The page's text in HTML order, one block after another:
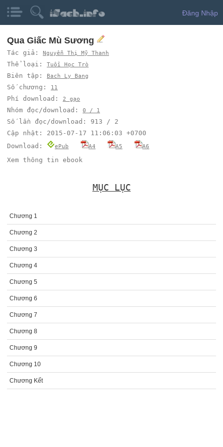
Đăng Nhập
Qua Giấc Mù Sương
Tác giả: Nguyễn Thị Mỹ Thanh
Thể loại: Tuổi Học Trò
Biên tập: Bach Ly Bang
Số chương: 11
Phí download: 2 gạo
Nhóm đọc/download: 0 / 1
Số lần đọc/download: 913 / 2
Cập nhật: 2015-07-17 11:06:03 +0700
Download:
ePub A4 A5 A6
Xem thông tin ebook
MỤC LỤC
Chương 1
Chương 2
Chương 3
Chương 4
Chương 5
Chương 6
Chương 7
Chương 8
Chương 9
Chương 10
Chương Kết